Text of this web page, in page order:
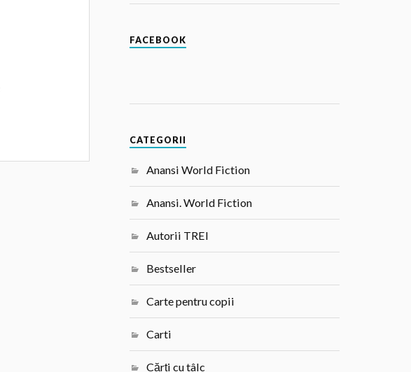
FACEBOOK
CATEGORII
Anansi World Fiction
Anansi. World Fiction
Autorii TREI
Bestseller
Carte pentru copii
Carti
Cărți cu tâlc